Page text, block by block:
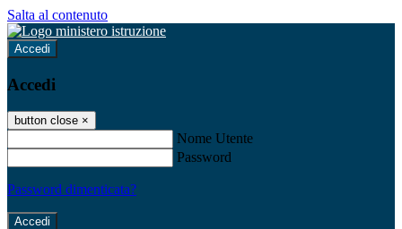
Salta al contenuto
Accedi
Accedi
button close ×
Nome Utente
Password
Password dimenticata?